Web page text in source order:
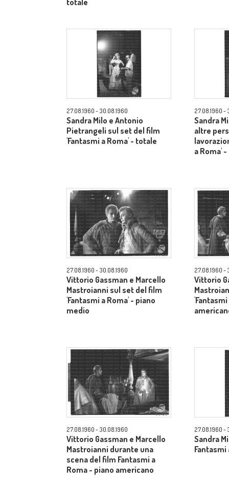
totale
27.08.1960 - 30.08.1960
Sandra Milo e Antonio
Pietrangeli sul set del film
'Fantasmi a Roma' - totale
27.08.1960 -
Sandra
altre
a Roma'
27.08.1960 - 30.08.1960
Vittorio Gassman e Marcello
Mastroianni sul set del film
'Fantasmi a Roma' - piano
medio
27.08.1960 -
Vittorio
27.08.1960 - 30.08.1960
Vittorio Gassman e Marcello
Mastroianni durante una
scena del film Fantasmi a
Roma - piano americano
27.08.1960 -
Sandra